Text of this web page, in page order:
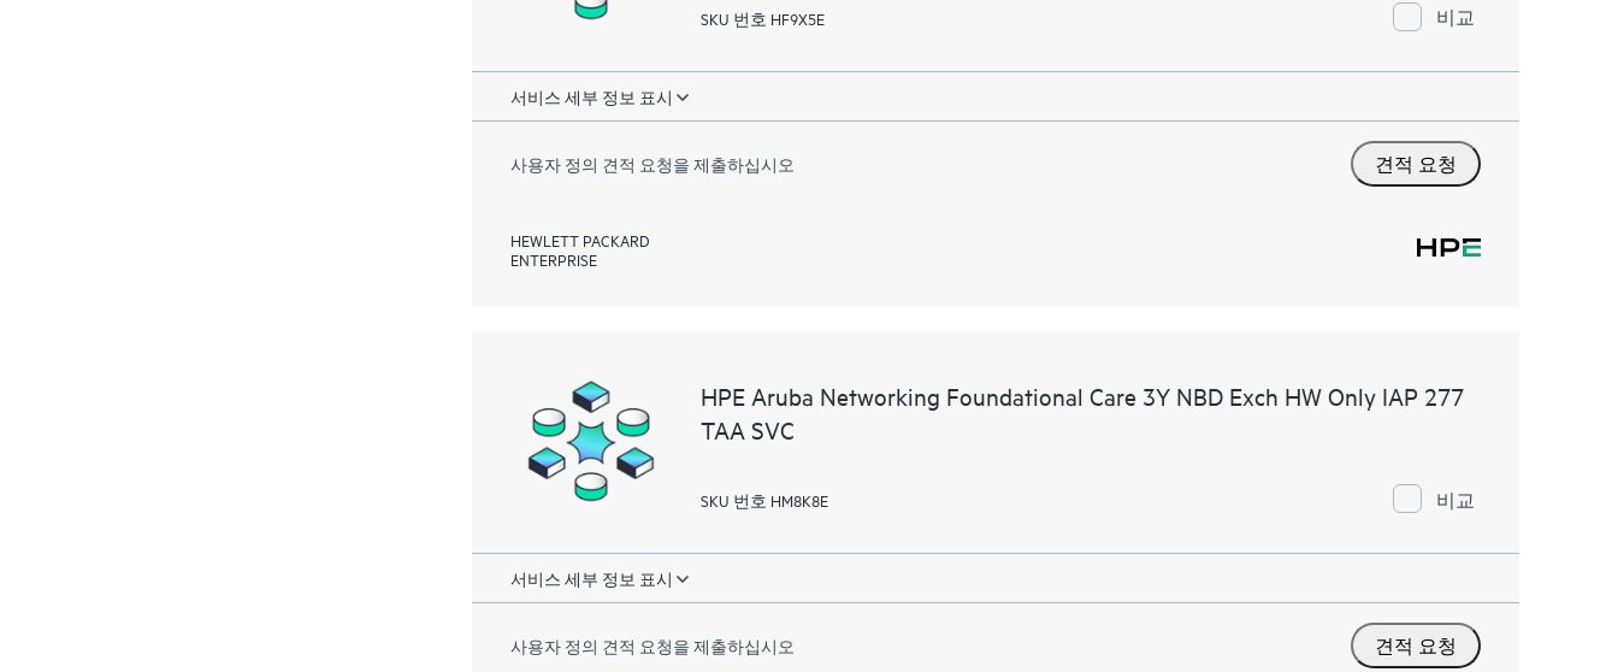
SKU 번호 HF9X5E 비교
서비스 세부 정보 표시
사용자 정의 견적 요청을 제출하십시오 견적 요청
HEWLETT PACKARD
ENTERPRISE
HPE Aruba Networking Foundational Care 3Y NBD Exch HW Only IAP 277
TAA SVC
SKU 번호 HM8K8E 비교
서비스 세부 정보 표시
사용자 정의 견적 요청을 제출하십시오 견적 요청